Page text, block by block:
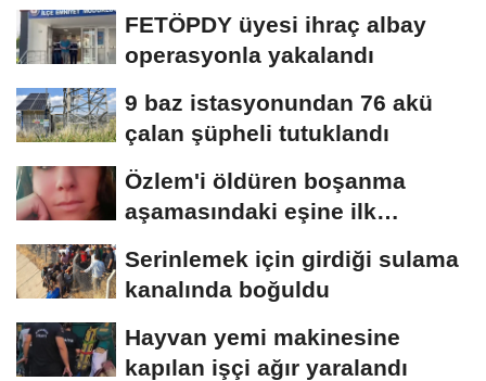
FETÖPDY üyesi ihraç albay
operasyonla yakalandı
9 baz istasyonundan 76 akü
çalan şüpheli tutuklandı
Özlem'i öldüren boşanma
aşamasındaki eşine ilk
Serinlemek için girdiği sulama
kanalında boğuldu
Hayvan yemi makinesine
kapılan işçi ağır yaralandı